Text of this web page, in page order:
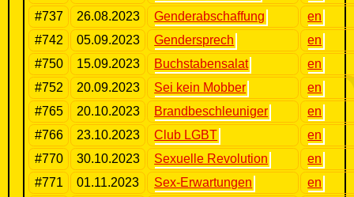
#737
26.08.2023 Genderabschaffung
en
#742
05.09.2023 Gendersprech
en
#750
15.09.2023 Buchstabensalat
en
#752
20.09.2023 Sei kein Mobber
en
#765
20.10.2023 Brandbeschleuniger
en
#766
23.10.2023 Club LGBT
en
#770
30.10.2023 Sexuelle Revolution
en
#771
01.11.2023 Sex-Erwartungen en